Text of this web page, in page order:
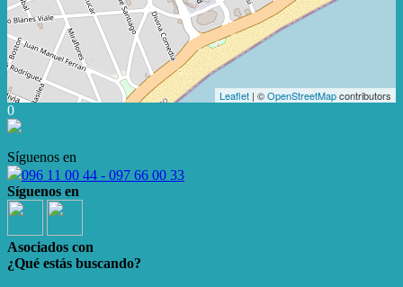
Leaflet | ©OpenStreetMapcontributors
0
Síguenos en
096 11 00 44 - 097 66 00 33
Síguenos en
Asociados con
¿Qué estás buscando?